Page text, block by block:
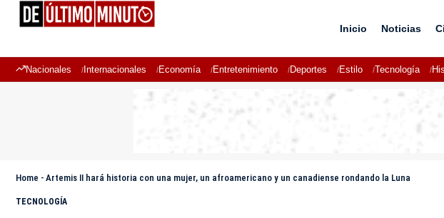
Inicio Noticias
Nacionales Internacionales Economía Entretenimiento Deportes Estilo Tecnología
Home - Artemis II hará historia con una mujer, un afroamericano y un canadiense rondando la Luna
TECNOLOGÍA